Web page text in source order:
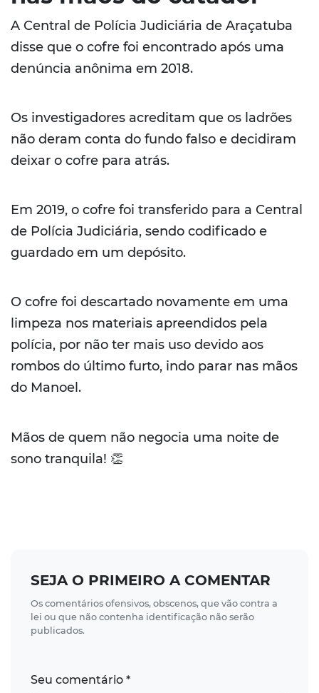
A Central de Polícia Judiciária de Araçatuba
disse que o cofre foi encontrado após uma
denúncia anônima em 2018.
Os investigadores acreditam que os ladrões
não deram conta do fundo falso e decidiram
deixar o cofre para atrás.
Em 2019, o cofre foi transferido para a Central
de Polícia Judiciária, sendo codificado e
guardado em um depósito.
O cofre foi descartado novamente em uma
limpeza nos materiais apreendidos pela
polícia, por não ter mais uso devido aos
rombos do último furto, indo parar nas mãos
do Manoel.
Mãos de quem não negocia uma noite de
sono tranquila! 👏
SEJA O PRIMEIRO A COMENTAR
Os comentários ofensivos, obscenos, que vão contra a
lei ou que não contenha identificação não serão
publicados.
Seu comentário *